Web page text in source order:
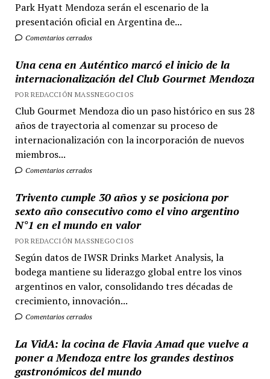
Park Hyatt Mendoza serán el escenario de la
presentación oficial en Argentina de...
Comentarios cerrados
Una cena en Auténtico marcó el inicio de la
internacionalización del Club Gourmet Mendoza
POR REDACCIÓN MASSNEGOCIOS
Club Gourmet Mendoza dio un paso histórico en sus 28
años de trayectoria al comenzar su proceso de
internacionalización con la incorporación de nuevos
miembros...
Comentarios cerrados
Trivento cumple 30 años y se posiciona por
sexto año consecutivo como el vino argentino
N°1 en el mundo en valor
POR REDACCIÓN MASSNEGOCIOS
Según datos de IWSR Drinks Market Analysis, la
bodega mantiene su liderazgo global entre los vinos
argentinos en valor, consolidando tres décadas de
crecimiento, innovación...
Comentarios cerrados
La VidA: la cocina de Flavia Amad que vuelve a
poner a Mendoza entre los grandes destinos
gastronómicos del mundo